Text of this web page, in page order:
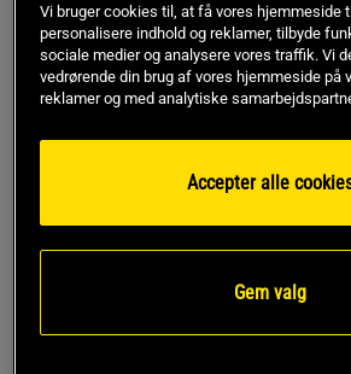
100 % Whey Gold
g + Opti-Men, 180 tabletter
557 kr
668 kr
100 %
Optimum
440 kr
518 kr
Vi bruger cookies til, at få vores hjemmeside
personalisere indhold og reklamer, tilbyde
sociale medier og analysere vores traffik. Vi
vedrørende din brug af vores hjemmeside på
reklamer og med analytiske
Accepter alle
Gem valg